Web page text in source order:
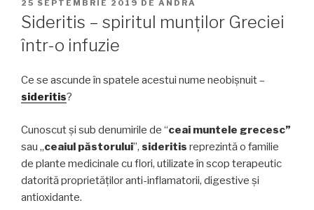
PE
25 SEPTEMBRIE 2019 DE ANDRA
Sideritis – spiritul munților Greciei
într-o infuzie
Ce se ascunde în spatele acestui nume neobișnuit –
sideritis?
Cunoscut și sub denumirile de “ceai muntele grecesc”
sau „ceaiul păstorului”, sideritis reprezintă o familie
de plante medicinale cu flori, utilizate în scop terapeutic
datorită proprietăților anti-inflamatorii, digestive și
antioxidante.